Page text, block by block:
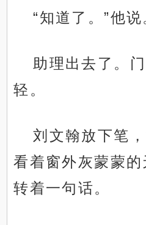
“知道了。”他说
助理出去了。
轻。
刘文翰放下笔
看着窗外灰蒙蒙
转着一句话。